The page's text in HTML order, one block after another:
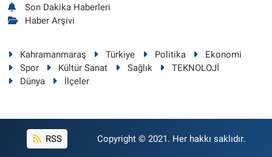
Son Dakika Haberleri
Haber Arşivi
Kahramanmaraş Türkiye Politika
Ekonomi
Spor
Kültür Sanat Sağlık
TEKNOLOJİ
Dünya
İlçeler
RSS Copyright © 2021. Her hakkı saklıdır.